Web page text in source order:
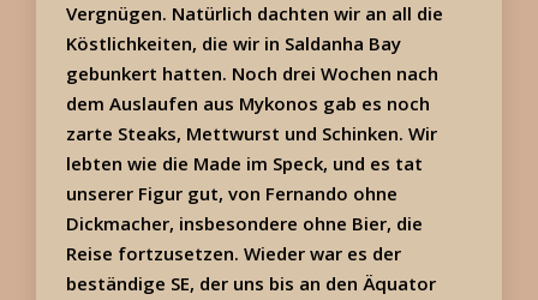
Vergnügen. Natürlich dachten wir an all die
Köstlichkeiten, die wir in Saldanha Bay
gebunkert hatten. Noch drei Wochen nach
dem Auslaufen aus Mykonos gab es noch
zarte Steaks, Mettwurst und Schinken. Wir
lebten wie die Made im Speck, und es tat
unserer Figur gut, von Fernando ohne
Dickmacher, insbesondere ohne Bier, die
Reise fortzusetzen. Wieder war es der
beständige SE, der uns bis an den Äquator